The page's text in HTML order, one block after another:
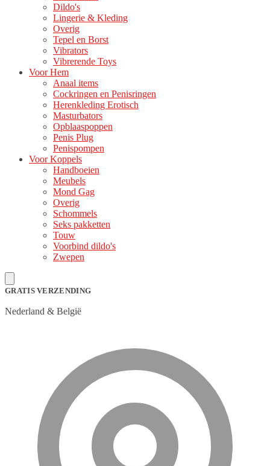
Dildo's
Lingerie & Kleding
Overig
Tepel en Borst
Vibrators
Vibrerende Toys
Voor Hem
Anaal items
Cockringen en Penisringen
Herenkleding Erotisch
Masturbators
Opblaaspoppen
Penis Plug
Penispompen
Voor Koppels
Handboeien
Meubels
Mond Gag
Overig
Schommels
Seks pakketten
Touw
Voorbind dildo's
Zwepen
GRATIS VERZENDING
Nederland & België